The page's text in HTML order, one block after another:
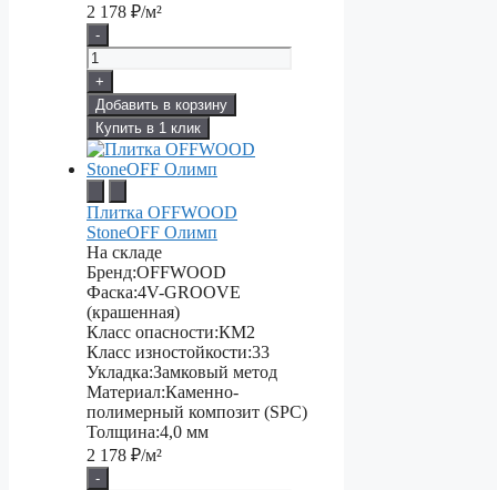
2 178 ₽/м²
-
+
Добавить в корзину
Купить в 1 клик
Плитка OFFWOOD
StoneOFF Олимп
На складе
Бренд:OFFWOOD
Фаска:4V-GROOVE
(крашенная)
Класс опасности:КМ2
Класс изностойкости:33
Укладка:Замковый метод
Материал:Каменно-
полимерный композит (SPC)
Толщина:4,0 мм
2 178 ₽/м²
-